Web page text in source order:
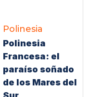
Polinesia
Polinesia
Francesa: el
paraíso soñado
de los Mares del